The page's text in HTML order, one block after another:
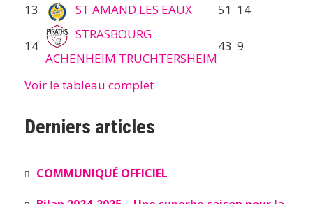
13
ST AMAND LES EAUX 51 14
14
STRASBOURG
ACHENHEIM TRUCHTERSHEIM
43 9
Voir le tableau complet
Derniers articles
COMMUNIQUÉ OFFICIEL